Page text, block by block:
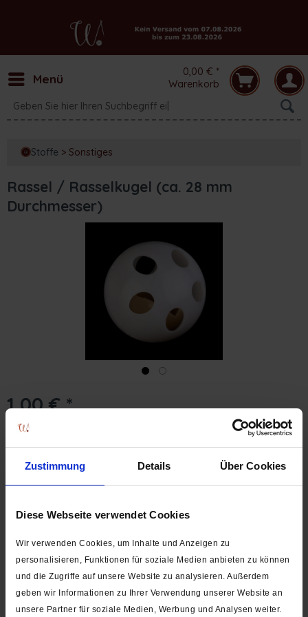
Zustimmung Details Über Cookies
Diese Webseite verwendet Cookies
Wir verwenden Cookies, um Inhalte und Anzeigen zu
personalisieren, Funktionen für soziale Medien anbieten zu können
und die Zugriffe auf unsere Website zu analysieren. Außerdem
geben wir Informationen zu Ihrer Verwendung unserer Website an
unsere Partner für soziale Medien, Werbung und Analysen weiter.
Menü
0,00 € *
Warenkorb
Stoffe > Sonstiges
Rassel / Rasselkugel (ca. 28 mm
Durchmesser)
1,00 € *
inkl. MwSt.
Versand erst ab dem 24.08.2026. Lieferzeit ca. 1-3 Werktage
Auf die Wunschliste
Artikel-Nr.: 2993
Beschreibung
Lieferumfang: 1 Stück Material Kugel: Kunststoff Material
Inhalt/Schellen: Metall...mehr